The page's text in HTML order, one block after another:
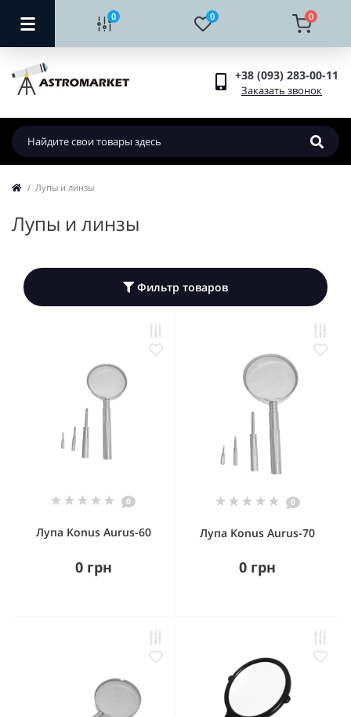
0 0 0
+38 (093) 283-00-11
Заказать звонок
Лупы и линзы
Лупы и линзы
Фильтр товаров
0
Лупа Konus Aurus-60
0 грн
0
Лупа Konus Aurus-70
0 грн